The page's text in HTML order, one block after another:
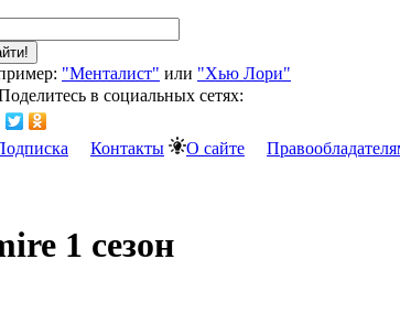
"Менталист" или "Хью Лори"
в социальных сетях:
Контакты О сайте
1 сезон